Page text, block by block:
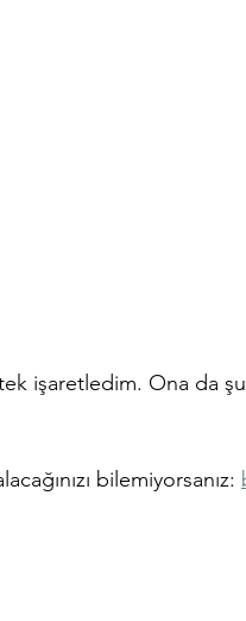
işaretledim. Ona da şu
bilemiyorsanız: